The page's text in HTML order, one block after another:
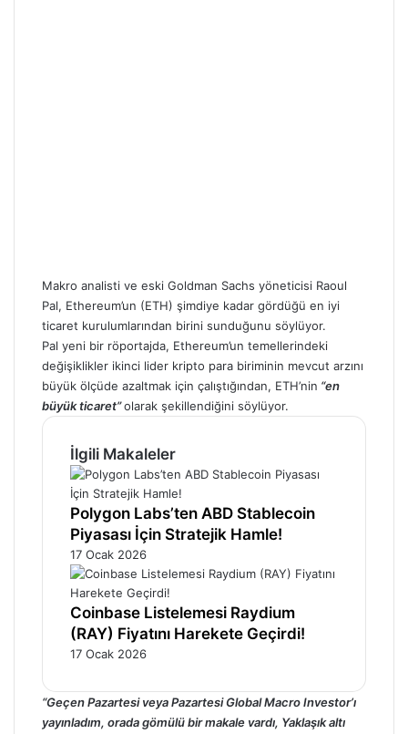
Makro analisti ve eski Goldman Sachs yöneticisi Raoul
Pal, Ethereum’un (ETH) şimdiye kadar gördüğü en iyi
ticaret kurulumlarından birini sunduğunu söylüyor.
Pal yeni bir röportajda, Ethereum’un temellerindeki
değişiklikler ikinci lider kripto para biriminin mevcut arzını
büyük ölçüde azaltmak için çalıştığından, ETH’nin “en
büyük ticaret”olarak şekillendiğini söylüyor.
İlgili Makaleler
Polygon Labs’ten ABD Stablecoin
Piyasası İçin Stratejik Hamle!
17 Ocak 2026
Coinbase Listelemesi Raydium
(RAY) Fiyatını Harekete Geçirdi!
17 Ocak 2026
“Geçen Pazartesi veya Pazartesi Global Macro Investor’ı
yayınladım, orada gömülü bir makale vardı, Yaklaşık altı